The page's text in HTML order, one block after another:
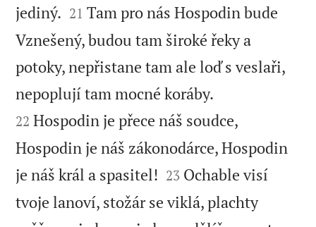
jediný. 

21 Tam pro nás Hospodin bude
Vznešený, budou tam široké řeky a
potoky, nepřistane tam ale loď s veslaři,
nepoplují tam mocné koráby.
22 Hospodin je přece náš soudce,
Hospodin je náš zákonodárce, Hospodin
je náš král a spasitel! 

23 Ochable visí
tvoje lanoví, stožár se viklá, plachty